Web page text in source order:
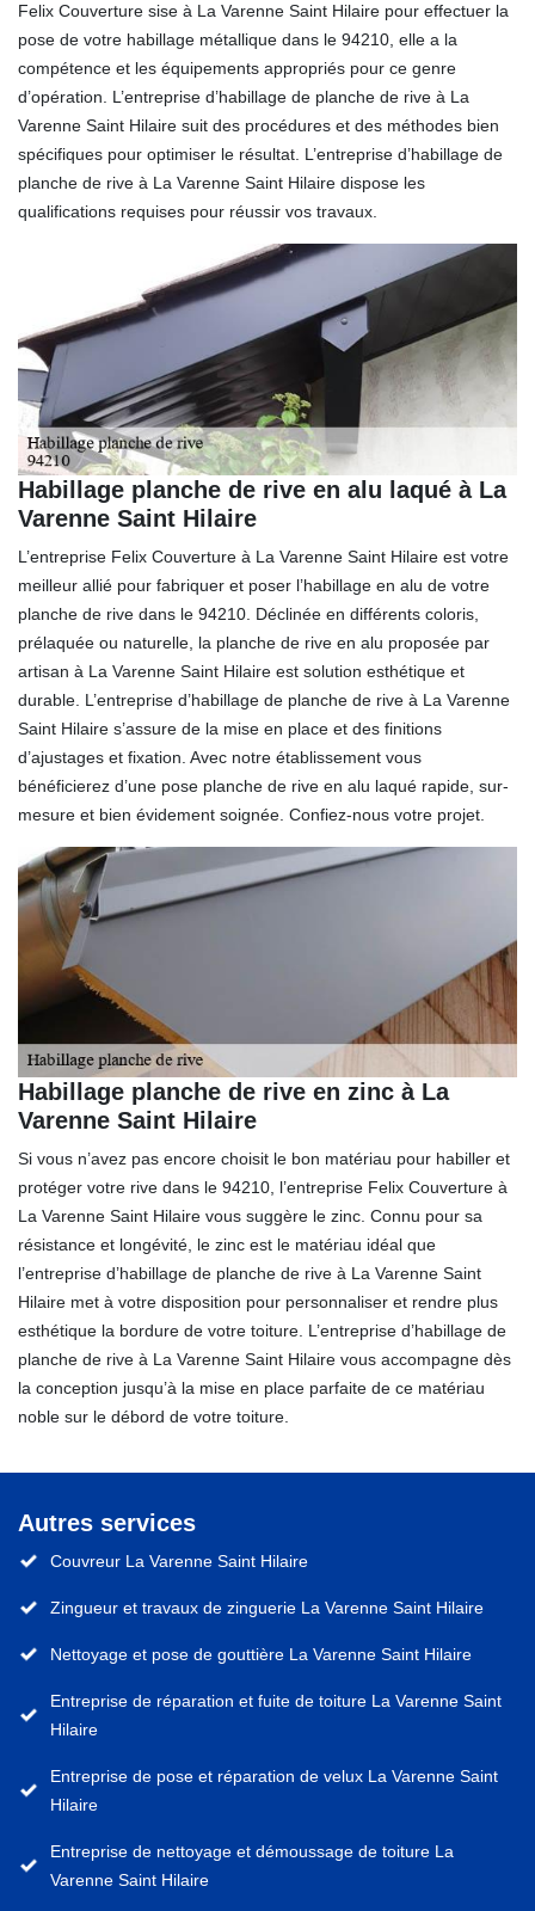
Felix Couverture sise à La Varenne Saint Hilaire pour effectuer la
pose de votre habillage métallique dans le 94210, elle a la
compétence et les équipements appropriés pour ce genre
d’opération. L’entreprise d’habillage de planche de rive à La
Varenne Saint Hilaire suit des procédures et des méthodes bien
spécifiques pour optimiser le résultat. L’entreprise d’habillage de
planche de rive à La Varenne Saint Hilaire dispose les
qualifications requises pour réussir vos travaux.
Habillage planche de rive en alu laqué à La
Varenne Saint Hilaire
L’entreprise Felix Couverture à La Varenne Saint Hilaire est votre
meilleur allié pour fabriquer et poser l’habillage en alu de votre
planche de rive dans le 94210. Déclinée en différents coloris,
prélaquée ou naturelle, la planche de rive en alu proposée par
artisan à La Varenne Saint Hilaire est solution esthétique et
durable. L’entreprise d’habillage de planche de rive à La Varenne
Saint Hilaire s’assure de la mise en place et des finitions
d’ajustages et fixation. Avec notre établissement vous
bénéficierez d’une pose planche de rive en alu laqué rapide, sur-
mesure et bien évidement soignée. Confiez-nous votre projet.
Habillage planche de rive en zinc à La
Varenne Saint Hilaire
Si vous n’avez pas encore choisit le bon matériau pour habiller et
protéger votre rive dans le 94210, l’entreprise Felix Couverture à
La Varenne Saint Hilaire vous suggère le zinc. Connu pour sa
résistance et longévité, le zinc est le matériau idéal que
l’entreprise d’habillage de planche de rive à La Varenne Saint
Hilaire met à votre disposition pour personnaliser et rendre plus
esthétique la bordure de votre toiture. L’entreprise d’habillage de
planche de rive à La Varenne Saint Hilaire vous accompagne dès
la conception jusqu’à la mise en place parfaite de ce matériau
noble sur le débord de votre toiture.
Autres services
Couvreur La Varenne Saint Hilaire
Zingueur et travaux de zinguerie La Varenne Saint Hilaire
Nettoyage et pose de gouttière La Varenne Saint Hilaire
Entreprise de réparation et fuite de toiture La Varenne Saint
Hilaire
Entreprise de pose et réparation de velux La Varenne Saint
Hilaire
Entreprise de nettoyage et démoussage de toiture La
Varenne Saint Hilaire